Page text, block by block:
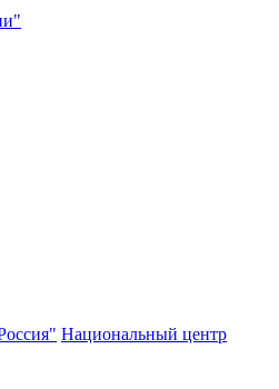
Национальный центр